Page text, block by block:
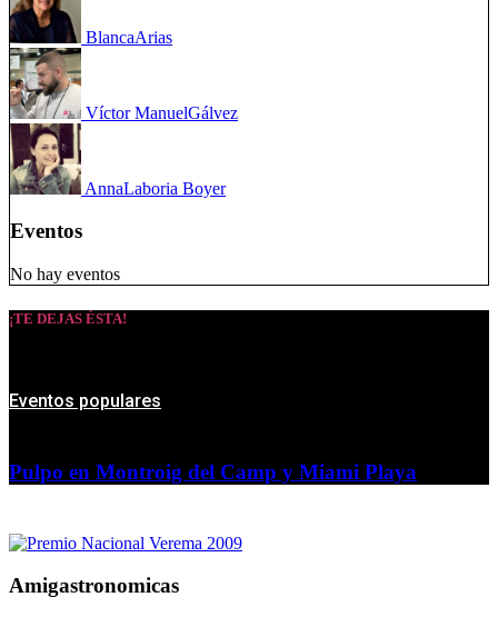
BlancaArias
Víctor ManuelGálvez
AnnaLaboria Boyer
Eventos
No hay eventos
¡TE DEJAS ÉSTA!
Eventos populares
Pulpo en Montroig del Camp y Miami Playa
Amigastronomicas